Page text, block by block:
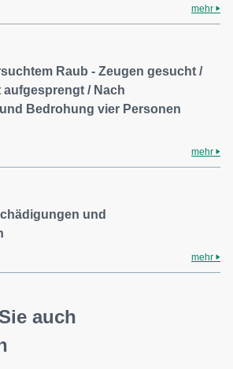
mehr
Raub - Zeugen gesucht /
/ Nach
Bedrohung vier Personen
mehr
und
mehr
auch